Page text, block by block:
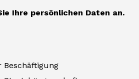
Ihre persönlichen Daten an.